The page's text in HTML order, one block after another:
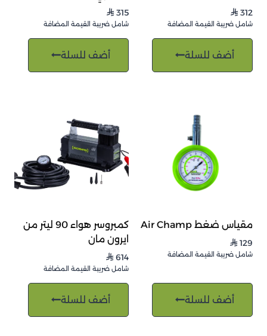
⃁312
شامل ضريبة القيمة المضافة
أضف للسلة
⃁315
شامل ضريبة القيمة المضافة
أضف للسلة
مقياس ضغط Air Champ
⃁129
شامل ضريبة القيمة المضافة
أضف للسلة
كمبروسر هواء 90 ليتر من
ايرون مان
⃁614
شامل ضريبة القيمة المضافة
أضف للسلة